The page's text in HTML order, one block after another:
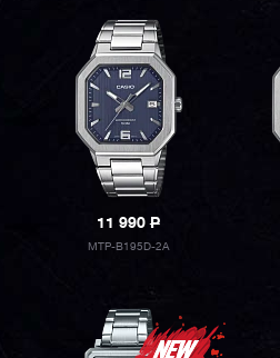
11 990P
MTP-B195D-2A